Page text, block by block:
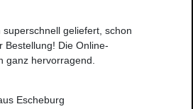
superschnell geliefert, schon
Bestellung! Die Online-
ganz hervorragend.
Escheburg